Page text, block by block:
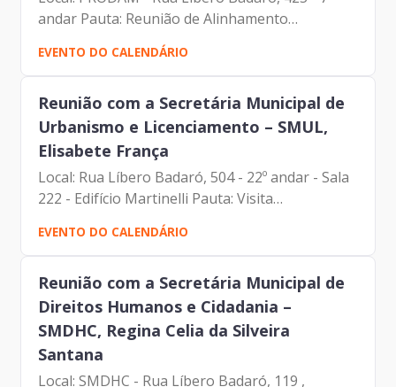
andar Pauta: Reunião de Alinhamento
Participantes: Francisco de Padovan Forbes
(Presidente da Prodam) Luciano Felipe de Paula
Capato (Diretor de...
EVENTO DO CALENDÁRIO
Reunião com a Secretária Municipal de
Urbanismo e Licenciamento – SMUL,
Elisabete França
Local: Rua Líbero Badaró, 504 - 22º andar - Sala
222 - Edifício Martinelli Pauta: Visita
(Secretária – SMUL) Francisco de Padovan
Forbes (Presidente...
EVENTO DO CALENDÁRIO
Reunião com a Secretária Municipal de
Direitos Humanos e Cidadania –
SMDHC, Regina Celia da Silveira
Santana
Local: SMDHC - Rua Líbero Badaró, 119 ,